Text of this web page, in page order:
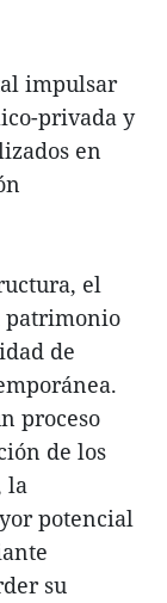
impulsar
privada y
en
el
patrimonio
de
proceso
de los
la
potencial
su